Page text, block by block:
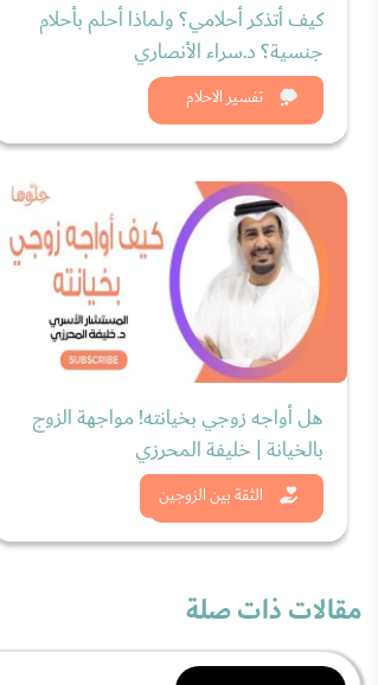
تفسير الاحلام
كيف أتذكر أحلامي؟ ولماذا أحلم بأحلام
جنسية؟ د.سراء الأنصاري
شاهد الان
الثقة بين الزوجين
هل أواجه زوجي بخيانته! مواجهة الزوج
بالخيانة | خليفة المحرزي
شاهد الان
مقالات ذات صلة